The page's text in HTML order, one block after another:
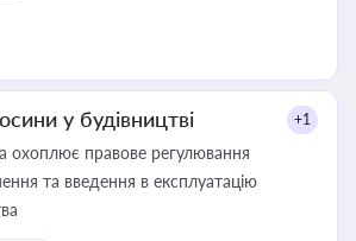
у будівництві +1
охоплює правове регулювання
та введення в експлуатацію